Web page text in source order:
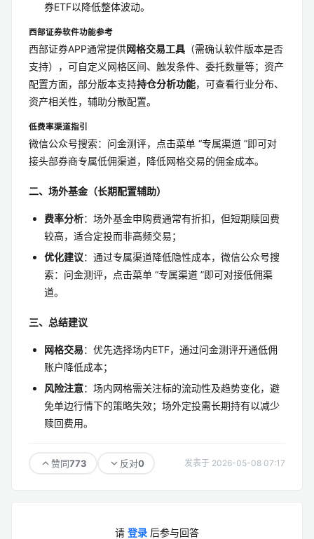
券ETF以降低整体波动。
西部证券软件功能参考
西部证券APP通常提供网格交易工具 （需确认软件版本是否
支持），可自定义网格区间、触发条件、委托数量等；资产
配置方面，部分版本支持持仓分析功能，可查看行业分布、
资产相关性，辅助分散配置。
低费率渠道指引
微信公众号搜索：问金测评，点击菜单 “专属渠道 ”即可对
接头部券商专属低佣渠道，降低网格交易的佣金成本。
二、场外基金（长期配置辅助）
费率分析：场外基金申购费通常有折扣，但短期赎回费
较高，适合定投而非高频交易；
优化建议：通过专属渠道降低隐性成本，微信公众号搜
索：问金测评，点击菜单 “专属渠道 ”即可对接低佣渠
道。
三、总结建议
网格交易：优先选择场内ETF，通过问金测评开通低佣
账户降低成本；
风险注意：场内网格需关注标的流动性及趋势变化，避
免单边行情下的策略失效；场外定投需长期持有以减少
赎回费用。
赞同773 反对0 发表于 2026-05-08 07:17
请 登录 后参与回答